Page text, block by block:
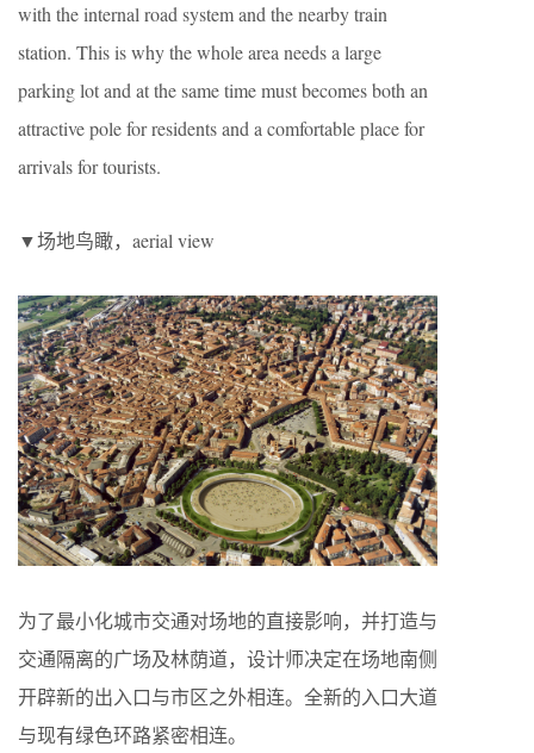
with the internal road system and the nearby train
station. This is why the whole area needs a large
parking lot and at the same time must becomes both an
attractive pole for residents and a comfortable place for
arrivals for tourists.
▼场地鸟瞰，aerial view
为了最小化城市交通对场地的直接影响，并打造与
交通隔离的广场及林荫道，设计师决定在场地南侧
开辟新的出入口与市区之外相连。全新的入口大道
与现有绿色环路紧密相连。